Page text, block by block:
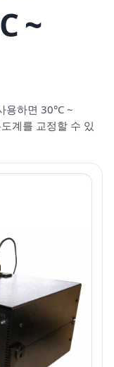
~
용하면 30°C ~
계를 교정할 수 있